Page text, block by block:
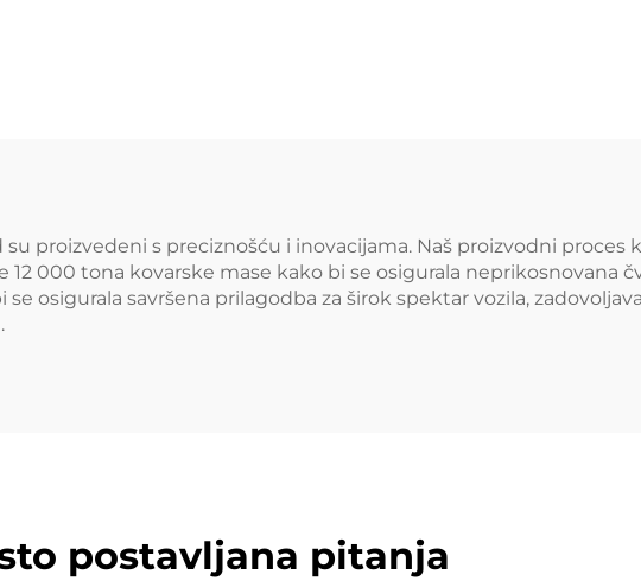
proizvedeni s preciznošću i inovacijama. Naš proizvodni proces
000 tona kovarske mase kako bi se osigurala neprikosnovana
osigurala savršena prilagodba za širok spektar vozila,
postavljana pitanja